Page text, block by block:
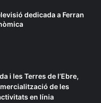
dedicada a Ferran
i les Terres de l’Ebre,
de les
en línia